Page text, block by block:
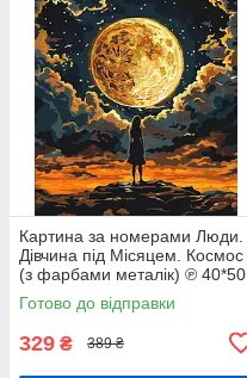
Картина за номерами Люди.
Дівчина під Місяцем. Космос
(з фарбами металік) ℗ 40*50
см Орігамі LW 3401
Готово до відправки
329 ₴ 389 ₴